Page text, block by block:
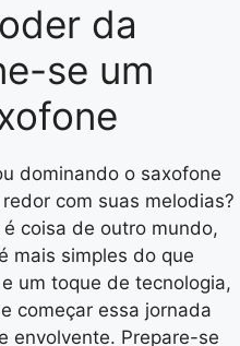
da
se um
dominando o saxofone
com suas melodias?
coisa de outro mundo,
mais simples do que
um toque de tecnologia,
começar essa jornada
envolvente. Prepare-se